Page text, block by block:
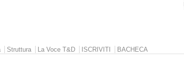
Struttura La Voce T&D ISCRIVITI BACHECA